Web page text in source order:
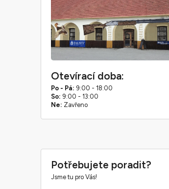
Otevírací doba:
Po - Pá: 9:00 - 18:00
So: 9:00 - 13:00
Ne: Zavřeno
Potřebujete poradit?
Jsme tu pro Vás!